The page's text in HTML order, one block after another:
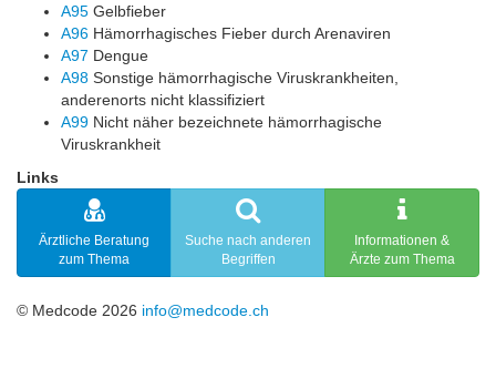
A95 Gelbfieber
A96 Hämorrhagisches Fieber durch Arenaviren
A97 Dengue
A98 Sonstige hämorrhagische Viruskrankheiten,
anderenorts nicht klassifiziert
A99 Nicht näher bezeichnete hämorrhagische
Viruskrankheit
Links
Ärztliche Beratung
zum Thema
Suche nach anderen
Begriffen
Informationen &
Ärzte zum Thema
© Medcode 2026 info@medcode.ch